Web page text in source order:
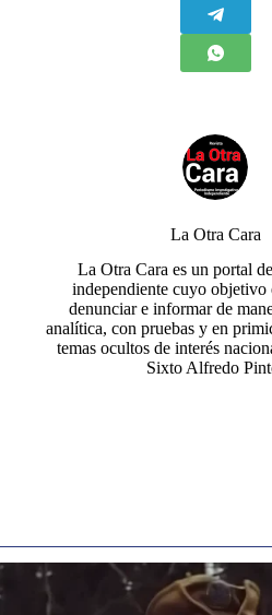
La Otra Cara
La Otra Cara es un portal
independiente cuyo objetivo
denunciar e informar de
analítica, con pruebas y en
temas ocultos de interés
Sixto Alfredo